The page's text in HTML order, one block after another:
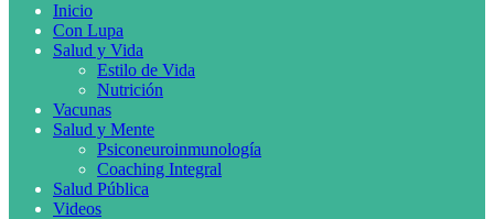
Inicio
Con Lupa
Salud y Vida
Estilo de Vida
Nutrición
Vacunas
Salud y Mente
Psiconeuroinmunología
Coaching Integral
Salud Pública
Videos